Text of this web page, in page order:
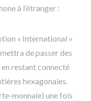
à l’étranger :
« International »
de passer des
restant connecté
hexagonales.
monnaie) une fois